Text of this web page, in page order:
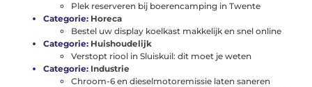
Plek reserveren bij boerencamping in Twente
Categorie: Horeca
Bestel uw display koelkast makkelijk en snel online
Categorie: Huishoudelijk
Verstopt riool in Sluiskuil: dit moet je weten
Categorie: Industrie
Chroom-6 en dieselmotoremissie laten saneren